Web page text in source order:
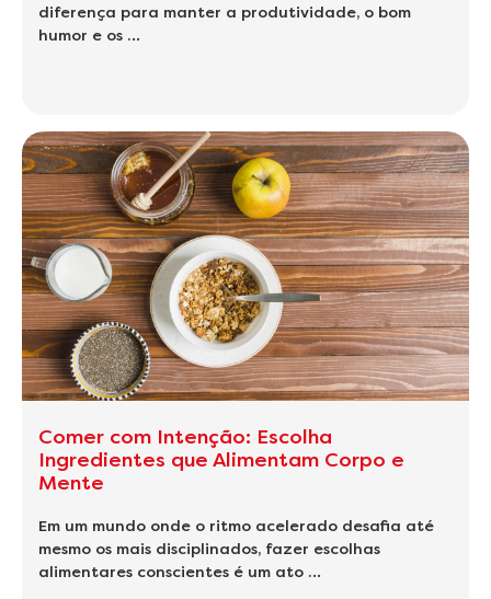
diferença para manter a produtividade, o bom
humor e os …
Comer com Intenção: Escolha
Ingredientes que Alimentam Corpo e
Mente
Em um mundo onde o ritmo acelerado desafia até
mesmo os mais disciplinados, fazer escolhas
alimentares conscientes é um ato …